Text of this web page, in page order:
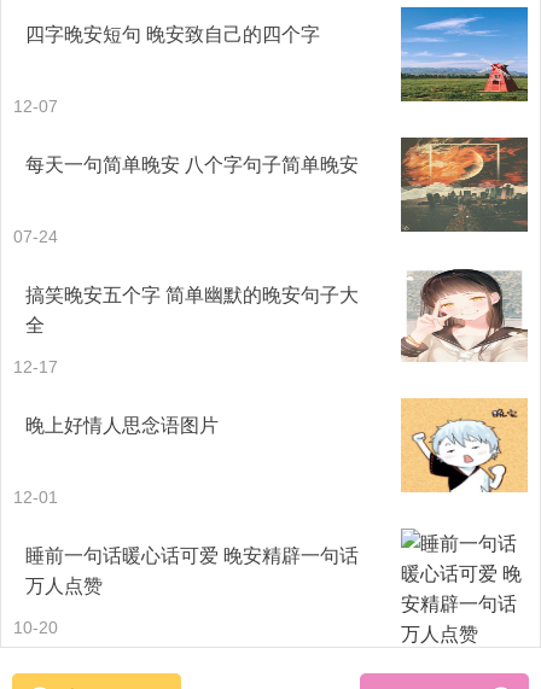
四字晚安短句 晚安致自己的四个字
12-07
每天一句简单晚安 八个字句子简单晚安
07-24
搞笑晚安五个字 简单幽默的晚安句子大
全
12-17
晚上好情人思念语图片
12-01
睡前一句话暖心话可爱 晚安精辟一句话
万人点赞
10-20